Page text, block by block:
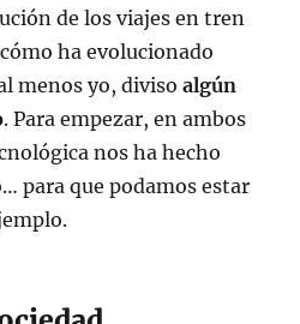
de los viajes en tren
ha evolucionado
menos yo, divisoalgún
. Para empezar, en ambos
nos ha hecho
para que podamos estar